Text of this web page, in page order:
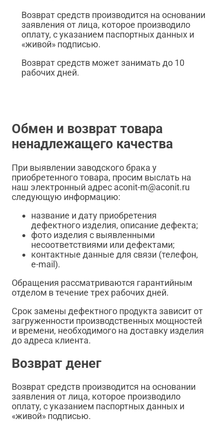
Возврат средств производится на основании
заявления от лица, которое производило
оплату, с указанием паспортных данных и
«живой» подписью.
Возврат средств может занимать до 10
рабочих дней.
Обмен и возврат товара
ненадлежащего качества
При выявлении заводского брака у
приобретенного товара, просим выслать на
наш электронный адрес aconit-m@aconit.ru
следующую информацию:
название и дату приобретения
дефектного изделия, описание дефекта;
фото изделия с выявленными
несоответствиями или дефектами;
контактные данные для связи (телефон,
e-mail).
Обращения рассматриваются гарантийным
отделом в течение трех рабочих дней.
Срок замены дефектного продукта зависит от
загруженности производственных мощностей
и времени, необходимого на доставку изделия
до адреса клиента.
Возврат денег
Возврат средств производится на основании
заявления от лица, которое производило
оплату, с указанием паспортных данных и
«живой» подписью.